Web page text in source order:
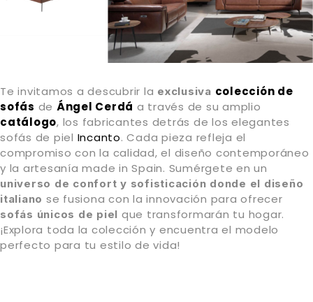
Te invitamos a descubrir la exclusiva colección de
sofás de Ángel Cerdá a través de su amplio
catálogo, los fabricantes detrás de los elegantes
sofás de piel Incanto. Cada pieza refleja el
compromiso con la calidad, el diseño contemporáneo
y la artesanía made in Spain. Sumérgete en un
universo de confort y sofisticación donde el diseño
italiano se fusiona con la innovación para ofrecer
sofás únicos de piel que transformarán tu hogar.
¡Explora toda la colección y encuentra el modelo
perfecto para tu estilo de vida!